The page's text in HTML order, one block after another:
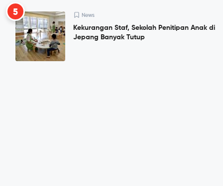
5 News
Kekurangan Staf, Sekolah Penitipan Anak di
Jepang Banyak Tutup